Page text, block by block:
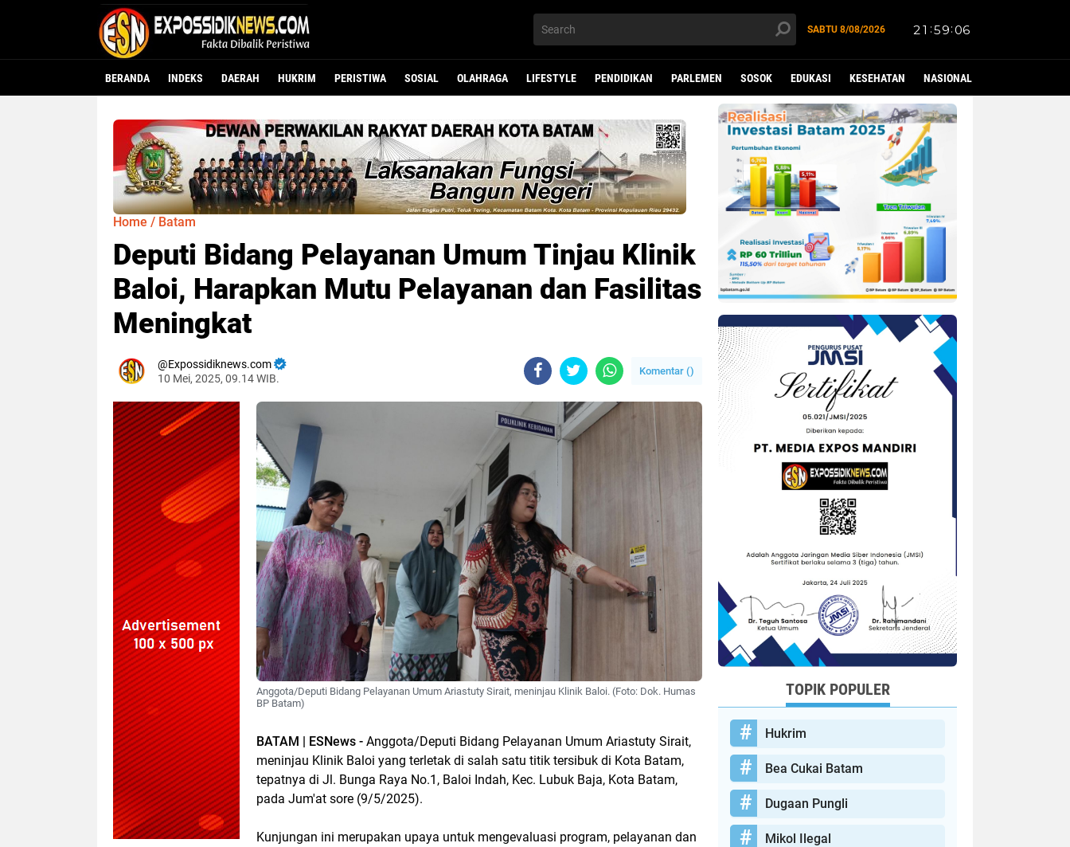
SABTU 8/08/2026
BERANDA INDEKS DAERAH HUKRIM PERISTIWA SOSIAL OLAHRAGA LIFESTYLE PENDIDIKAN PARLEMEN SOSOK EDUKASI KESEHATAN NASIONAL
Home / Batam
Deputi Bidang Pelayanan Umum Tinjau Klinik
Baloi, Harapkan Mutu Pelayanan dan Fasilitas
Meningkat
Expossidiknews.com
10 Mei, 2025, 09.14 WIB.
Komentar ()
Anggota/Deputi Bidang Pelayanan Umum Ariastuty Sirait, meninjau Klinik Baloi. (Foto: Dok. Humas
BP Batam)
BATAM | ESNews - Anggota/Deputi Bidang Pelayanan Umum Ariastuty Sirait,
meninjau Klinik Baloi yang terletak di salah satu titik tersibuk di Kota Batam,
tepatnya di Jl. Bunga Raya No.1, Baloi Indah, Kec. Lubuk Baja, Kota Batam,
pada Jum'at sore (9/5/2025).
Kunjungan ini merupakan upaya untuk mengevaluasi program, pelayanan dan
TOPIK POPULER
Hukrim
Bea Cukai Batam
Dugaan Pungli
Mikol Ilegal